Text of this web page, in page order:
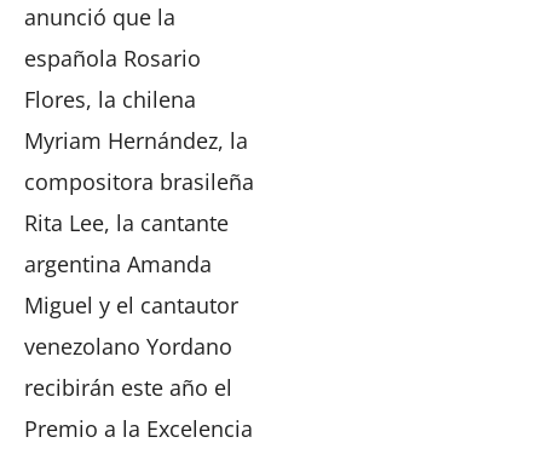
anunció que la
española Rosario
Flores, la chilena
Myriam Hernández, la
compositora brasileña
Rita Lee, la cantante
argentina Amanda
Miguel y el cantautor
venezolano Yordano
recibirán este año el
Premio a la Excelencia